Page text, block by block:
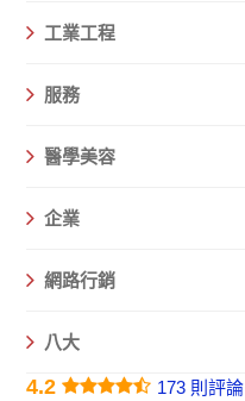
工業工程
服務
醫學美容
企業
網路行銷
八大
4.2 173 則評論